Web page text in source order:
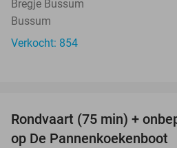
Bregje Bussum
Bussum
Verkocht: 854
Rondvaart (75 min) +
op De Pannenkoekenboot